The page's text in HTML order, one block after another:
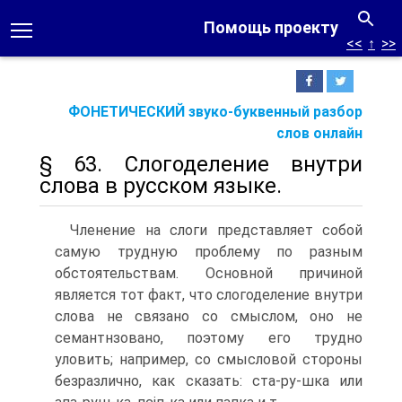
Помощь проекту
ФОНЕТИЧЕСКИЙ звуко-буквенный разбор
слов онлайн
<< ↑ >>
§ 63. Слогоделение внутри
слова в русском языке.
Членение на слоги представляет собой
самую трудную проблему по разным
обстоятельствам. Основной причиной
является тот факт, что слогоделение внутри
слова не связано со смыслом, оно не
семантнзовано, поэтому его трудно
уловить; например, со смысловой стороны
безразлично, как сказать: ста-ру-шка или